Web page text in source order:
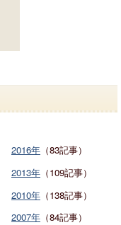
2016年 （83記事）
2013年 （109記事）
2010年 （138記事）
2007年 （84記事）